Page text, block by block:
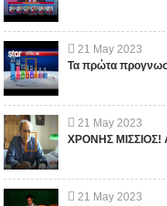
21 May 2023
Τα πρώτα
21 May 2023
ΧΡΟΝΗΣ ΜΙΣΣΙΟΣ!
21 May 2023